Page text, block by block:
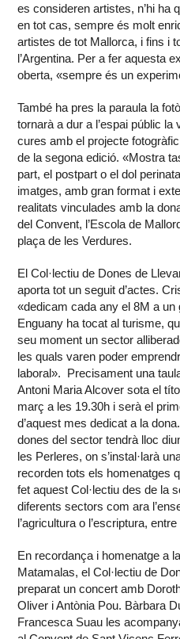
es consideren artistes, n’hi ha
en tot cas, sempre és molt
artistes de tot Mallorca, i fins i
l’Argentina. Per a fer aquesta
oberta, «sempre és un
També ha pres la paraula la
tornarà a dur a l’espai públic
cures amb el projecte
de la segona edició. «Mostra
part, el postpart o el dol
imatges, amb gran format i
realitats vinculades amb la
del Convent, l’Escola de
plaça de les Verdures.
El Col·lectiu de Dones de
aporta tot un seguit d’actes.
«dedicam cada any el 8M a
Enguany ha tocat al turisme,
seu moment un sector
les quals varen poder
laboral». Precisament una
Antoni Maria Alcover sota el
març a les 19.30h i serà el
d’aquest mes dedicat a la
dones del sector tendrà lloc
les Perleres, on s’instal·larà
recorden tots els homenatges
fet aquest Col·lectiu des de la
diferents sectors com ara
l’agricultura o l’escriptura,
En recordança i homenatge a
Matamalas, el Col·lectiu de
preparat un concert amb
Oliver i Antònia Pou. Bàrbara
Francesca Suau les